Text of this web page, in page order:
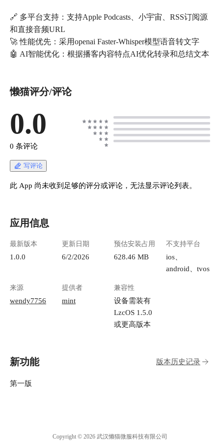
🔗 多平台支持：支持Apple Podcasts、小宇宙、RSS订阅源
和直接音频URL
🚀 性能优先：采用openai Faster-Whisper模型语音转文字
懒猫评分/评论
0.0
0 条评论
写评论
此 App 尚未收到足够的评分或评论，无法显示评论列表。
应用信息
最新版本
1.0.0
更新日期
6/2/2026
预估安装占用
628.46 MB
不支持平台
ios、
android、tvos
来源
wendy7756
提供者
mint
兼容性
设备需装有
LzcOS 1.5.0
或更高版本
新功能 版本历史记录
第一版
Copyright © 2026 武汉懒猫微服科技有限公司